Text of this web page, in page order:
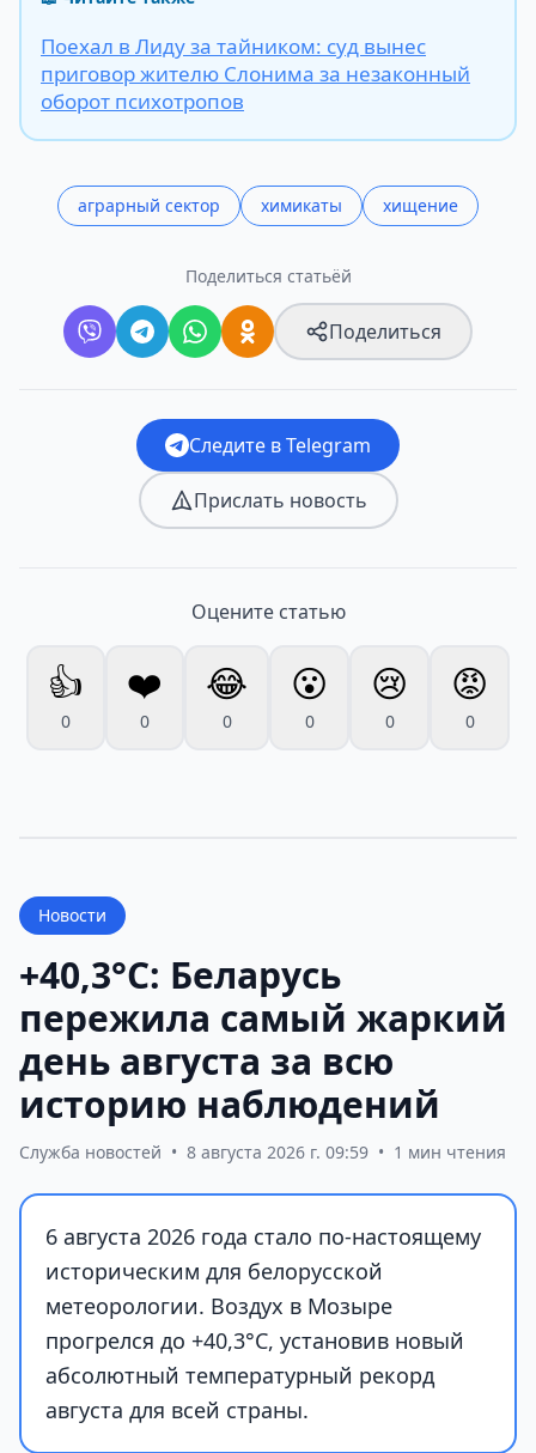
Поехал в Лиду за тайником: суд вынес
приговор жителю Слонима за незаконный
оборот психотропов
аграрный сектор химикаты хищение
Поделиться статьёй
Поделиться
Следите в Telegram
Прислать новость
Оцените статью
👍
0
❤️
0
😂
0
😮
0
😢
0
😡
0
Новости
+40,3°С: Беларусь
пережила самый жаркий
день августа за всю
историю наблюдений
Служба новостей • 8 августа 2026 г. 09:59 • 1 мин чтения
6 августа 2026 года стало по-настоящему
историческим для белорусской
метеорологии. Воздух в Мозыре
прогрелся до +40,3°С, установив новый
абсолютный температурный рекорд
августа для всей страны.